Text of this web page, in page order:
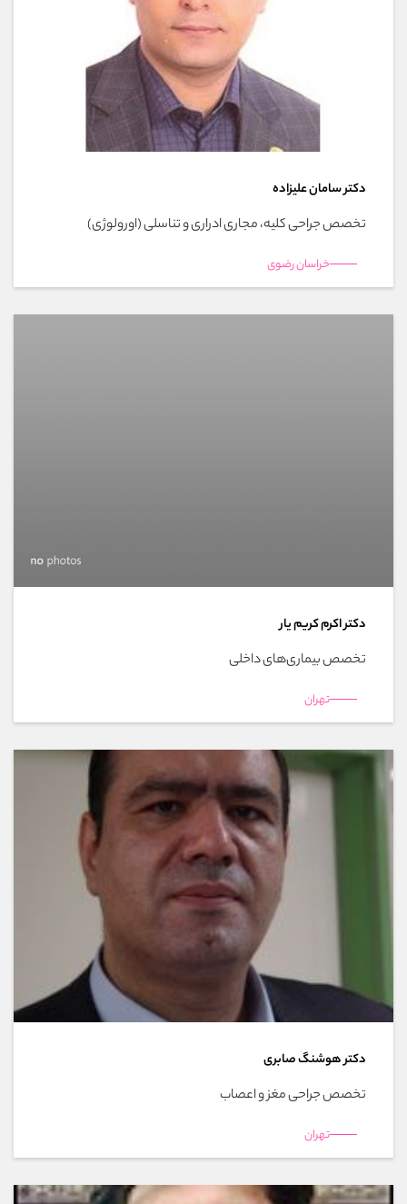
دکتر سامان علیزاده
تخصص جراحی کلیه، مجاری ادراری و تناسلی (اورولوژی)
خراسان رضوی
دکتر اکرم کریم یار
تخصص بیماری‌های داخلی
تهران
دکتر هوشنگ صابری
تخصص جراحی مغز و اعصاب
تهران